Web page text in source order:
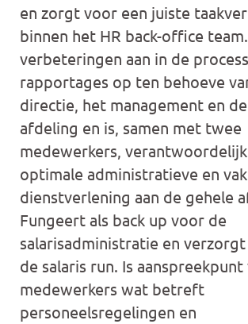
en zorgt voor een juiste
binnen het HR back-office
verbeteringen aan in de
rapportages op ten behoeve
directie, het management en
afdeling en is, samen met twee
medewerkers,
optimale administratieve en
dienstverlening aan de gehele
Fungeert als back up voor de
salarisadministratie en
de salaris run. Is
medewerkers wat betreft
personeelsregelingen en